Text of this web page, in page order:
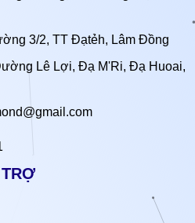
3/2, TT Đạtẻh, Lâm Đồng
Lê Lợi, Đạ M'Ri, Đạ Huoai,